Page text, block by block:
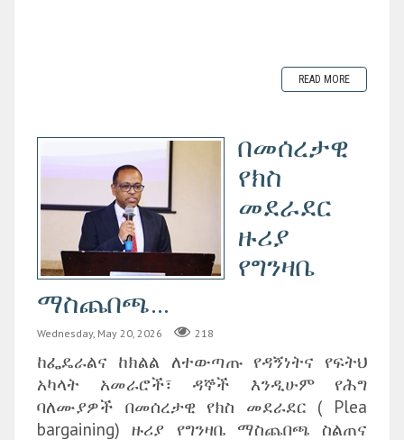
READ MORE
‎በመሰረታዊ
የክስ
መደራደር
ዙሪያ
የግንዛቤ
ማስጨበጫ...
Wednesday, May 20, 2026 218
ከፌዴራልና ከክልል ለተውጣጡ የዳኝነትና የፍትህ
አካላት አመራሮች፣ ዳኞች እንዲሁም የሕግ
ባለሙያዎች በመሰረታዊ የክስ መደራደር ( Plea
bargaining) ዙሪያ የግንዛቤ ማስጨበጫ ስልጠና